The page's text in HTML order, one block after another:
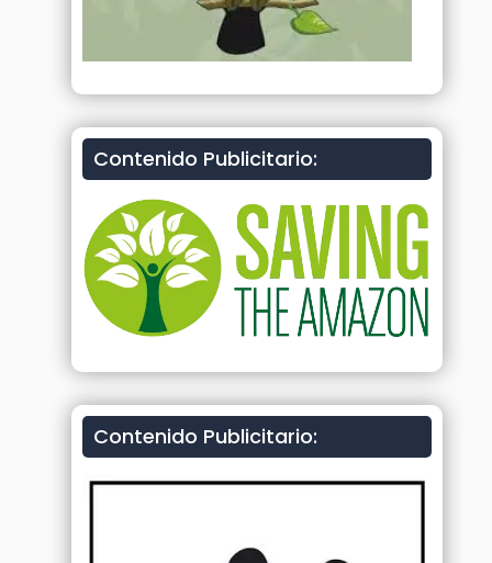
Contenido Publicitario:
Contenido Publicitario: